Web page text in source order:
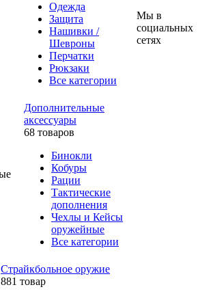
Одежда
Защита
Нашивки /
Шевроны
Перчатки
Рюкзаки
Все категории
Дополнительные
аксессуары
68 товаров
Бинокли
Кобуры
Рации
Тактические
дополнения
Чехлы и Кейсы
оружейные
Все категории
Страйкбольное оружие
881 товар
Мы в
социальных
сетях